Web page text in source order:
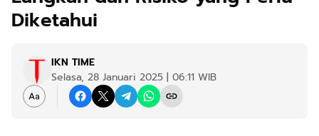
Diketahui
IKN TIME
Selasa, 28 Januari 2025 | 06:11 WIB